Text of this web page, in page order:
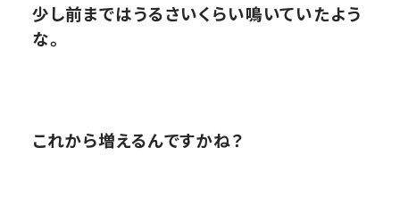
少し前まではうるさいくらい鳴いていたよう
な。
これから増えるんですかね？